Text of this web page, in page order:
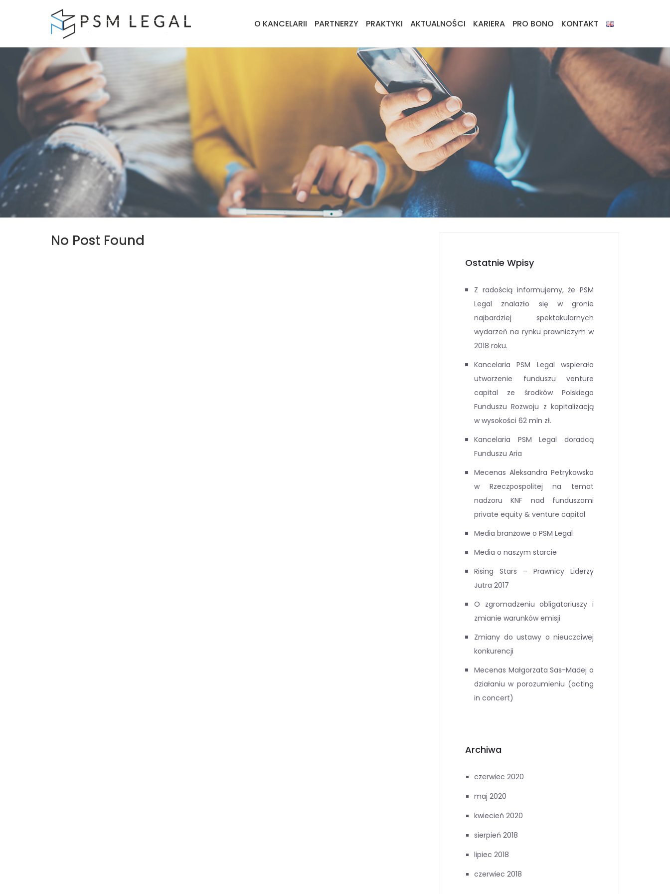
O KANCELARII PARTNERZY PRAKTYKI AKTUALNOŚCI KARIERA PRO BONO KONTAKT
No Post Found
Ostatnie Wpisy
Z radością informujemy, że PSM
Legal znalazło się w gronie
najbardziej spektakularnych
wydarzeń na rynku prawniczym w
2018 roku.
Kancelaria PSM Legal wspierała
utworzenie funduszu venture
capital ze środków Polskiego
Funduszu Rozwoju z kapitalizacją
w wysokości 62 mln zł.
Kancelaria PSM Legal doradcą
Funduszu Aria
Mecenas Aleksandra Petrykowska
w Rzeczpospolitej na temat
nadzoru KNF nad funduszami
private equity & venture capital
Media branżowe o PSM Legal
Media o naszym starcie
Rising Stars – Prawnicy Liderzy
Jutra 2017
O zgromadzeniu obligatariuszy i
zmianie warunków emisji
Zmiany do ustawy o nieuczciwej
konkurencji
Mecenas Małgorzata Sas-Madej o
działaniu w porozumieniu (acting
in concert)
Archiwa
czerwiec 2020
maj 2020
kwiecień 2020
sierpień 2018
lipiec 2018
czerwiec 2018